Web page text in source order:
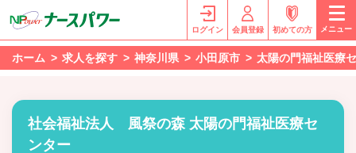
ログイン 会員登録 初めての方 メニュー
ホーム 求人を探す 神奈川県 小田原市 太陽の門福祉医療
社会福祉法人 風祭の森 太陽の門福祉医療セ
ンター